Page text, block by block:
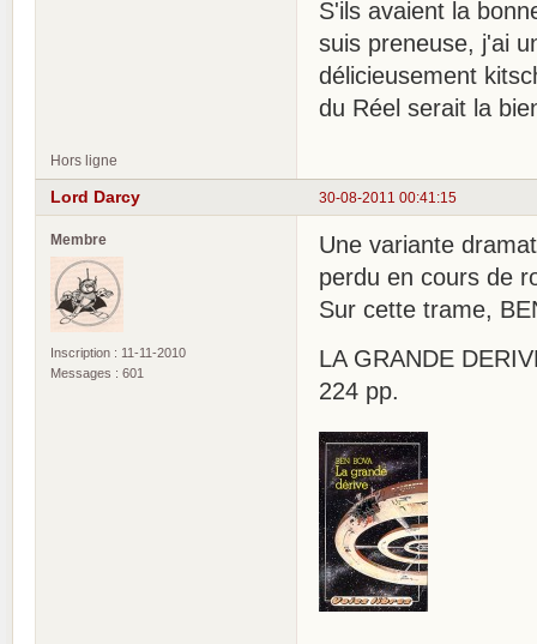
S'ils avaient la
suis preneuse, j'ai
délicieusement
du Réel serait la
Hors ligne
30-08-2011 00:41:15
Lord Darcy
Membre
Inscription : 11-11-2010
Messages : 601
Une variante
perdu en cours de
Sur cette trame,
LA GRANDE
224 pp.